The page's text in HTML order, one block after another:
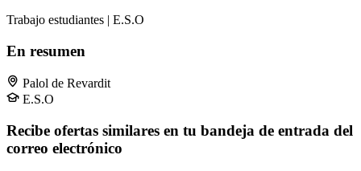
Trabajo estudiantes | E.S.O
En resumen
Palol de Revardit
E.S.O
Recibe ofertas similares en tu bandeja de entrada del
correo electrónico